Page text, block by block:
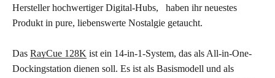
Hersteller hochwertiger Digital-Hubs,
haben ihr neuestes
Produkt in pure, liebenswerte Nostalgie getaucht.
Das RayCue 128K ist ein 14-in-1-System, das als All-in-One-
Dockingstation dienen soll. Es ist als Basismodell und als